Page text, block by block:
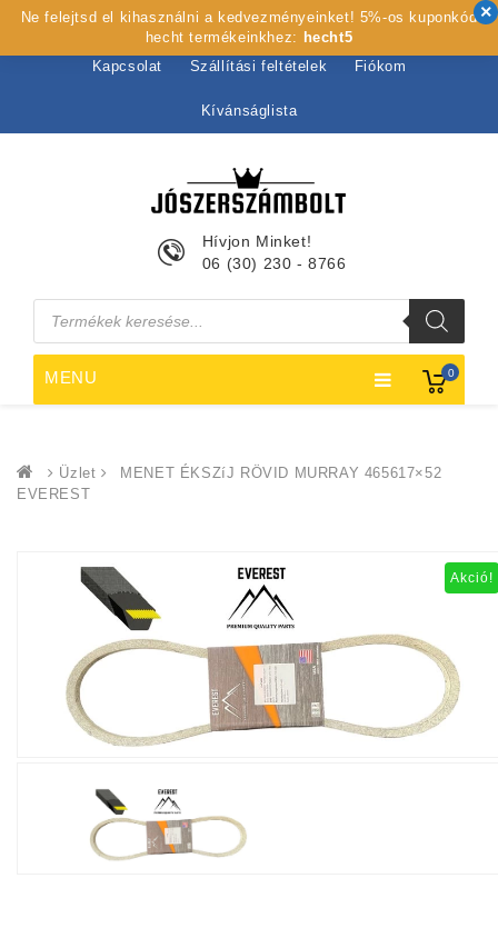
Kezdőlap Rólunk Webshop Szolgáltatások
Kapcsolat Szállítási feltételek Fiókom
Kívánságlista
0
Hívjon Minket!
06 (30) 230 - 8766
Products
search
MENU
Üzlet
MENET ÉKSZíJ RÖVID MURRAY 465617×52
EVEREST
Akció!
Ne felejtsd el kihasználni a kedvezményeinket! 5%-os kuponkód
hecht termékeinkhez: hecht5